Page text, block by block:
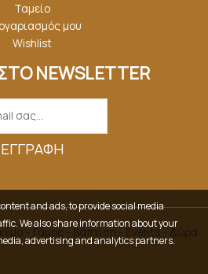
Ταμείο
μου
Wishlist
NEWSLETTER
ΕΓΓΡΑΦΉ
- Γάμος - Βάπτιση - Events - Δώρα
and ads, to provide social media
We also share information about your
advertising and analytics partners.